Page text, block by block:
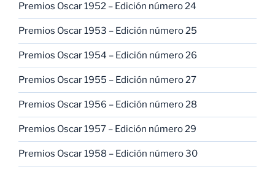
Premios Oscar 1952 – Edición número 24
Premios Oscar 1953 – Edición número 25
Premios Oscar 1954 – Edición número 26
Premios Oscar 1955 – Edición número 27
Premios Oscar 1956 – Edición número 28
Premios Oscar 1957 – Edición número 29
Premios Oscar 1958 – Edición número 30